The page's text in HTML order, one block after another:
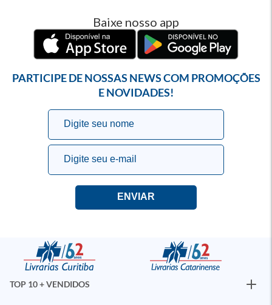
Baixe nosso app
PARTICIPE DE NOSSAS NEWS COM PROMOÇÕES
E NOVIDADES!
TOP 10 + VENDIDOS